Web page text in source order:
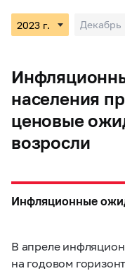
Декабрь
населения
ценовые
возросли
Инфляционные
В апреле
на годовом